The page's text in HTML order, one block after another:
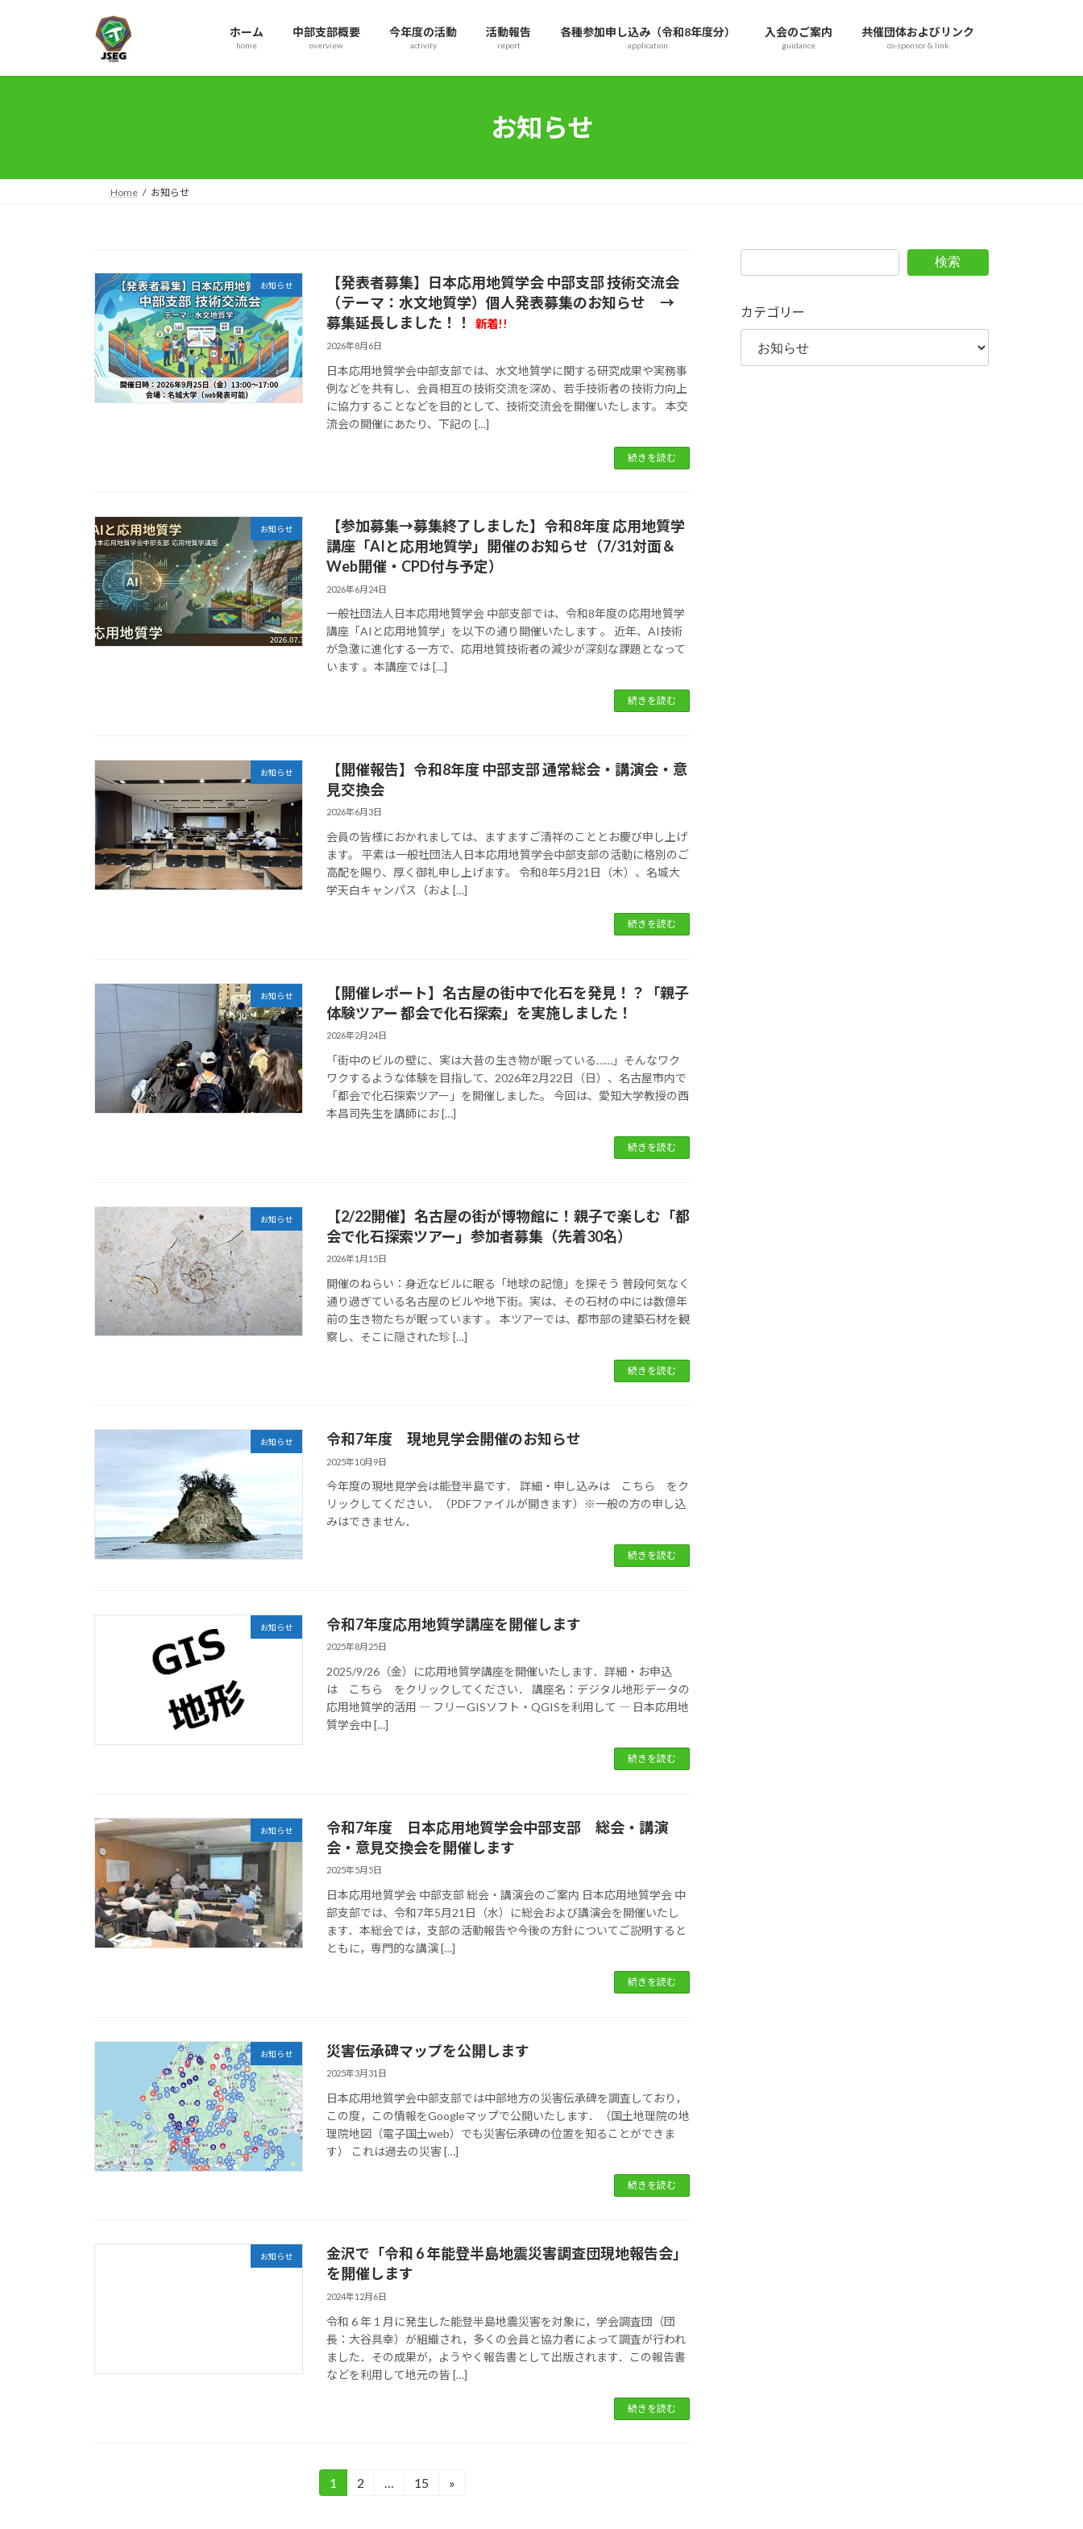
プ
動
ホーム
home
中部支部概要
overview
今年度の活動
activity
活動報告
report
各種参加申し込み（令和8年度分）
application
入会のご案内
guidance
共催団体およびリンク
co-sponsor & link
お知らせ
Home お知らせ
お知らせ
【発表者募集】日本応用地質学会 中部支部 技術交流会
（テーマ：水文地質学）個人発表募集のお知らせ →
募集延長しました！！
新着!!
2026年8月6日
日本応用地質学会中部支部では、水文地質学に関する研究成果や実務事
例などを共有し、会員相互の技術交流を深め、若手技術者の技術力向上
に協力することなどを目的として、技術交流会を開催いたします。 本交
流会の開催にあたり、下記の […]
続きを読む
お知らせ
【参加募集→募集終了しました】令和8年度 応用地質学
講座「AIと応用地質学」開催のお知らせ（7/31対面＆
Web開催・CPD付与予定）
2026年6月24日
一般社団法人日本応用地質学会 中部支部では、令和8年度の応用地質学
講座「AIと応用地質学」を以下の通り開催いたします 。 近年、AI技術
が急激に進化する一方で、応用地質技術者の減少が深刻な課題となって
います 。本講座では […]
続きを読む
お知らせ
【開催報告】令和8年度 中部支部 通常総会・講演会・意
見交換会
2026年6月3日
会員の皆様におかれましては、ますますご清祥のこととお慶び申し上げ
ます。 平素は一般社団法人日本応用地質学会中部支部の活動に格別のご
高配を賜り、厚く御礼申し上げます。 令和8年5月21日（木）、名城大
学天白キャンパス（およ […]
続きを読む
お知らせ
【開催レポート】名古屋の街中で化石を発見！？「親子
体験ツアー 都会で化石探索」を実施しました！
2026年2月24日
「街中のビルの壁に、実は大昔の生き物が眠っている……」そんなワク
ワクするような体験を目指して、2026年2月22日（日）、名古屋市内で
「都会で化石探索ツアー」を開催しました。 今回は、愛知大学教授の西
本昌司先生を講師にお […]
続きを読む
お知らせ
【2/22開催】名古屋の街が博物館に！親子で楽しむ「都
会で化石探索ツアー」参加者募集（先着30名）
2026年1月15日
開催のねらい：身近なビルに眠る「地球の記憶」を探そう 普段何気なく
通り過ぎている名古屋のビルや地下街。実は、その石材の中には数億年
前の生き物たちが眠っています 。 本ツアーでは、都市部の建築石材を観
察し、そこに隠された珍 […]
続きを読む
お知らせ 令和7年度 現地見学会開催のお知らせ
2025年10月9日
今年度の現地見学会は能登半島です． 詳細・申し込みは こちら をク
リックしてください．（PDFファイルが開きます）※一般の方の申し込
みはできません．
続きを読む
お知らせ 令和7年度応用地質学講座を開催します
2025年8月25日
2025/9/26（金）に応用地質学講座を開催いたします．詳細・お申込
は こちら をクリックしてください． 講座名：デジタル地形データの
応用地質学的活用 ― フリーGISソフト・QGISを利用して ― 日本応用地
質学会中 […]
続きを読む
お知らせ
令和7年度 日本応用地質学会中部支部 総会・講演
会・意見交換会を開催します
2025年5月5日
日本応用地質学会 中部支部 総会・講演会のご案内 日本応用地質学会 中
部支部では、令和7年5月21日（水）に総会および講演会を開催いたし
ます．本総会では，支部の活動報告や今後の方針についてご説明すると
ともに，専門的な講演 […]
続きを読む
お知らせ 災害伝承碑マップを公開します
2025年3月31日
日本応用地質学会中部支部では中部地方の災害伝承碑を調査しており，
この度，この情報をGoogleマップで公開いたします．（国土地理院の地
理院地図（電子国土web）でも災害伝承碑の位置を知ることができま
す） これは過去の災害 […]
続きを読む
お知らせ
金沢で「令和 6 年能登半島地震災害調査団現地報告会」
を開催します
2024年12月6日
令和 6 年 1 月に発生した能登半島地震災害を対象に，学会調査団（団
長：大谷具幸）が組織され，多くの会員と協力者によって調査が行われ
ました．その成果が，ようやく報告書として出版されます．この報告書
などを利用して地元の皆 […]
続きを読む
固
1
固
2 …
固
15 »
検索
カテゴリー